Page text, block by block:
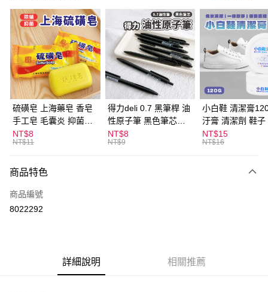
超商取貨付款
LINE Pay
Apple Pay
街口支付
悠遊付
ATM付款
全家取貨付款
每筆NT$60，滿NT$599(含以上)免運費
付款後全家取貨
每筆NT$60，滿NT$599(含以上)免運費
硫磺皂 上海藥皂 香皂
手工皂 毛囊炎 抑菌除
蟎 清潔護膚 去油去痘
寵物皮膚病 狗狗貓咪
NT$8
NT$11
得力deli 0.7 黑筆桿 油
性原子筆 黑色筆芯
S304
NT$8
NT$9
小白鞋 清潔膏
汙膏 清潔劑 鞋子
漬 白皮鞋 鞋油
NT$15
NT$16
商品特色
商品編號
8022292
詳細說明 相關推薦